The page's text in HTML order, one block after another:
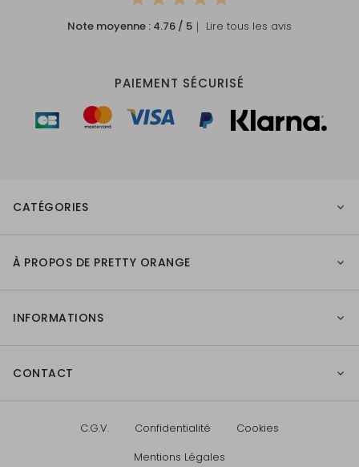
Note moyenne : 4.76 / 5 ｜ Lire tous les avis
PAIEMENT SÉCURISÉ
CATÉGORIES
À PROPOS DE PRETTY ORANGE
INFORMATIONS
CONTACT
C.G.V. Confidentialité
Cookies
Mentions Légales